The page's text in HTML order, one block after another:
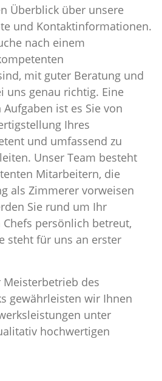
Überblick über unsere
und Kontaktinformationen.
nach einem
mit guter Beratung und
uns genau richtig. Eine
ist es Sie von
Ihres
und umfassend zu
Unser Team besteht
Mitarbeitern, die
als Zimmerer vorweisen
Sie rund um Ihr
persönlich betreut,
steht für uns an erster
des
gewährleisten wir Ihnen
unter
hochwertigen